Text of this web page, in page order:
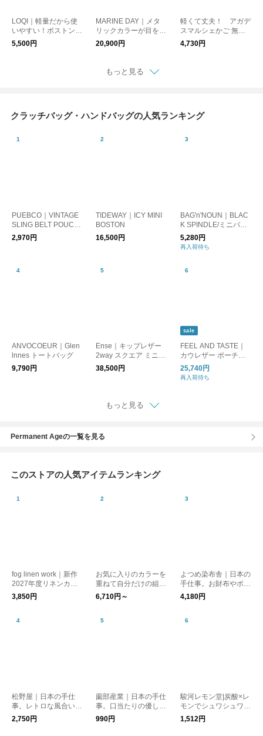
LOQI｜軽量だから使
いやすい！ボストンバ
ッグ ミニウィークエ
ンダー kurashisha
5,500円
MARINE DAY｜メタ
リックカラーが目を惹
く カウレザーショル
ダーバッグ MINI HAU
sha
20,900円
軽くて丈夫！ アガデ
スマルシェかご 無地
小 kurashisha 夏バ
ッグ
4,730円
もっと見る
クラッチバッグ・ハンドバッグの人気ランキング
PUEBCO｜VINTAGE
SLING BELT POUCH/
ポーチ/ハンドバッグ
2,970円
TIDEWAY｜ICY MINI
BOSTON
16,500円
BAG'n'NOUN｜BLAC
K SPINDLE/ミニバッ
グ ハンドバッグ
5,280円
再入荷待ち
ANVOCOEUR｜Glen
lnnes トートバッグ
9,790円
Ense｜キップレザー
2way スクエア ミニ
ボストン バッグ pa80
38,500円
sale
FEEL AND TASTE｜
カウレザー ポーチ付
き ハンドバッグ “Ateli
er leather middle” f20
25,740円
再入荷待ち
もっと見る
Permanent Ageの一覧を見る
このストアの人気アイテムランキング
fog linen work｜新作
2027年度リネンカレ
ンダークロス イザベ
ル・ボワノさんデザイ
ンダー kurashisha fog
3,850円
お気に入りのカラーを
重ねて自分だけの組み
合わせに。 Palette 天
然石リング シルバー9
6,710円～
よつめ染布舎｜日本の
手仕事。お財布やポー
チとしても◎ がま口
普通サイズ 財布 kuras
4,180円
松野屋｜日本の手仕
事。レトロな風合いが
可愛らしい 牛革 ミニ
がま口 財布 kurashish
2,750円
薗部産業｜日本の手仕
事。口当たりの優しい
ブナれんげ 15.5cm 木
製 新生活 kurashis
990円
駿河レモン堂|炭酸×レ
モンでシュワシュワっ
と 虹色レモンシロッ
プ パウチ(300g)
1,512円